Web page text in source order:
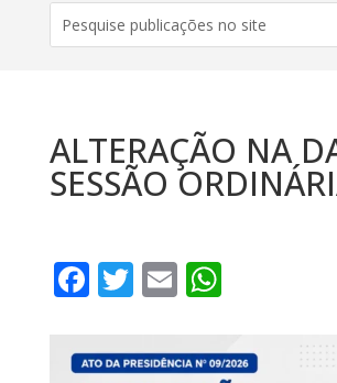
ALTERAÇÃO NA
SESSÃO
F
c
T
it
E
ai
W
at